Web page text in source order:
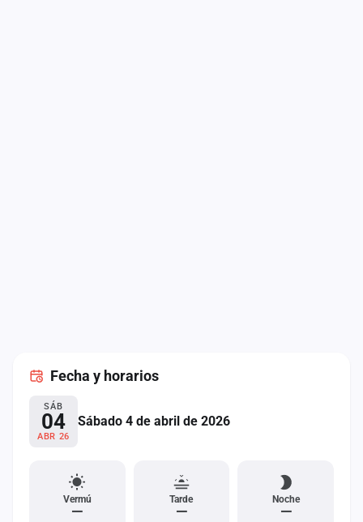
Fecha y horarios
SÁB
04
ABR 26
Sábado 4 de abril de 2026
Vermú
—
Tarde
—
Noche
—
Administración
Contacto